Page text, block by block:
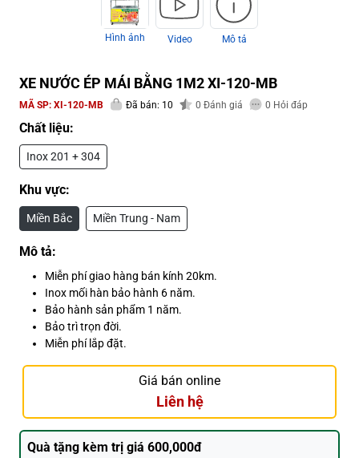
Hình ảnh Video Mô tả
XE NƯỚC ÉP MÁI BẰNG 1M2 XI-120-MB
MÃ SP: XI-120-MB Đã bán: 10 0 Đánh giá 0 Hỏi đáp
Chất liệu:
Inox 201 + 304
Khu vực:
Miền Bắc Miền Trung - Nam
Mô tả:
Miễn phí giao hàng bán kính 20km.
Inox mối hàn bảo hành 6 năm.
Bảo hành sản phẩm 1 năm.
Bảo trì trọn đời.
Miễn phí lắp đặt.
Giá bán online
Liên hệ
Quà tặng kèm trị giá 600,000đ